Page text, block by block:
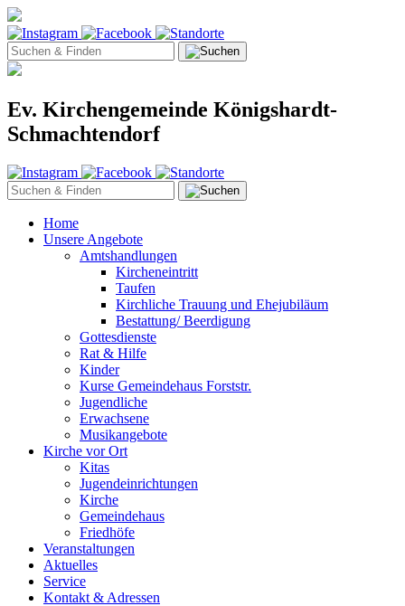
Ev. Kirchengemeinde Königshardt-
Schmachtendorf
Home
Unsere Angebote
Amtshandlungen
Kircheneintritt
Taufen
Kirchliche Trauung und Ehejubiläum
Bestattung/ Beerdigung
Gottesdienste
Rat & Hilfe
Kinder
Kurse Gemeindehaus Forststr.
Jugendliche
Erwachsene
Musikangebote
Kirche vor Ort
Kitas
Jugendeinrichtungen
Kirche
Gemeindehaus
Friedhöfe
Veranstaltungen
Aktuelles
Service
Kontakt & Adressen